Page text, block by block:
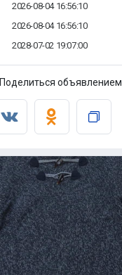
2026-08-04 16:56:10
2026-08-04 16:56:10
2028-07-02 19:07:00
Поделиться объявлением